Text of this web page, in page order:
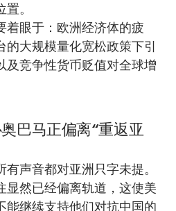
。
着眼于：欧洲经济体的疲
的大规模量化宽松政策下引
及竞争性货币贬值对全球增
巴马正偏离“重返亚
声音都对亚洲只字未提。
显然已经偏离轨道，这使美
能继续支持他们对抗中国的